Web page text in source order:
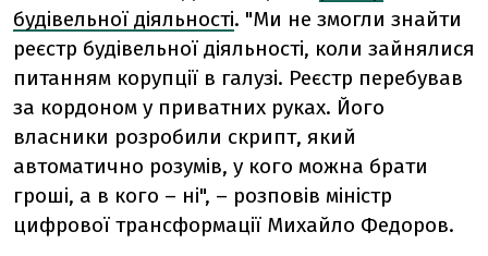
будівельної діяльності. "Ми не змогли знайти
реєстр будівельної діяльності, коли зайнялися
питанням корупції в галузі. Реєстр перебував
за кордоном у приватних руках. Його
власники розробили скрипт, який
автоматично розумів, у кого можна брати
гроші, а в кого – ні", – розповів міністр
цифрової трансформації Михайло Федоров.